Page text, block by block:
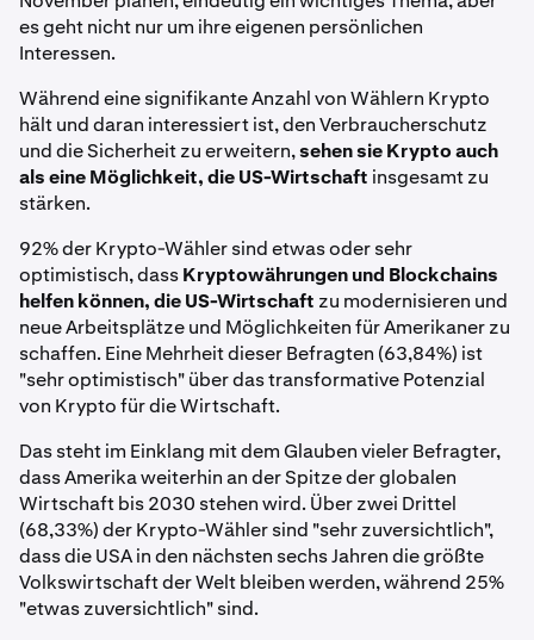
es geht nicht nur um ihre eigenen persönlichen
Interessen.
Während eine signifikante Anzahl von Wählern Krypto
hält und daran interessiert ist, den Verbraucherschutz
und die Sicherheit zu erweitern,sehen sie Krypto auch
als eine Möglichkeit, die US-Wirtschaft insgesamt zu
stärken.
92% der Krypto-Wähler sind etwas oder sehr
optimistisch, dassKryptowährungen und Blockchains
helfen können, die US-Wirtschaft zu modernisieren und
neue Arbeitsplätze und Möglichkeiten für Amerikaner zu
schaffen. Eine Mehrheit dieser Befragten (63,84%) ist
"sehr optimistisch" über das transformative Potenzial
von Krypto für die Wirtschaft.
Das steht im Einklang mit dem Glauben vieler Befragter,
dass Amerika weiterhin an der Spitze der globalen
Wirtschaft bis 2030 stehen wird. Über zwei Drittel
(68,33%) der Krypto-Wähler sind "sehr zuversichtlich",
dass die USA in den nächsten sechs Jahren die größte
Volkswirtschaft der Welt bleiben werden, während 25%
"etwas zuversichtlich" sind.